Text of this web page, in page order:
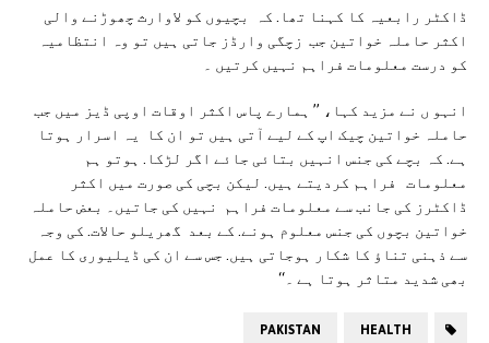
ڈاکٹر رابعیہ کا کہنا تھا. کہ بچیوں کو لاوارث چھوڑنے والی
اکثر حاملہ خواتین جب زچگی وارڈز جاتی ہیں تو وہ انتظامیہ
کو درست معلومات فراہم نہیں کرتیں ۔
انہو ں نے مزید کہا، ’’ ہمارے پاس اکثر اوقات اوپی ڈیز میں جب
حاملہ خواتین چیک اپ کے لیے آتی ہیں تو ان کا یہ اسرار ہوتا
ہے. کہ بچے کی جنس انہیں بتائی جائے اگر لڑکا. ہوتو ہم
معلومات فراہم کردیتے ہیں. لیکن بچی کی صورت میں اکثر
ڈاکٹرز کی جانب سے معلومات فراہم نہیں کی جاتیں۔ بعض حاملہ
خواتین بچوں کی جنس معلوم ہونے. کے بعد گھریلو حالات. کی وجہ
سے ذہنی تناؤ کا شکار ہوجاتی ہیں. جس سے ان کی ڈیلیوری کا عمل
بھی شدید متاثر ہوتا ہے ۔‘‘
HEALTH
PAKISTAN